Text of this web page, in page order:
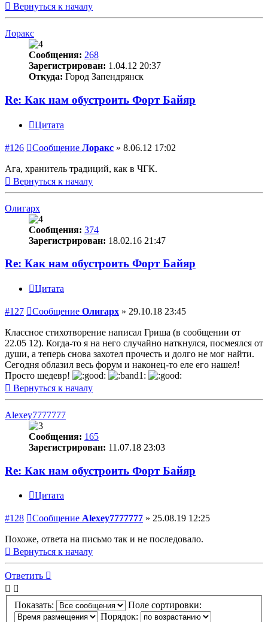
Вернуться к началу
Лоракс
Сообщения: 268
Зарегистрирован: 1.04.12 20:37
Откуда: Город Запендрянск
Re: Как нам обустроить Форт Байяр
Цитата
#126 Сообщение Лоракс » 8.06.12 17:02
Ага, хранитель традиций, как в ЧГК.
Вернуться к началу
Олигарх
Сообщения: 374
Зарегистрирован: 18.02.16 21:47
Re: Как нам обустроить Форт Байяр
Цитата
#127 Сообщение Олигарх » 29.10.18 23:45
Классное стихотворение написал Гриша (в сообщении от
22.05 12). Когда-то я на него случайно наткнулся, посмеялся от
души, а теперь снова захотел прочесть и долго не мог найти.
Сегодня облазил весь форум и наконец-то еле его нашел!
Просто шедевр!
Вернуться к началу
Alexey7777777
Сообщения: 165
Зарегистрирован: 11.07.18 23:03
Re: Как нам обустроить Форт Байяр
Цитата
#128 Сообщение Alexey7777777 » 25.08.19 12:25
Похоже, ответа на письмо так и не последовало.
Вернуться к началу
Ответить
Показать:
Поле сортировки:
Порядок: